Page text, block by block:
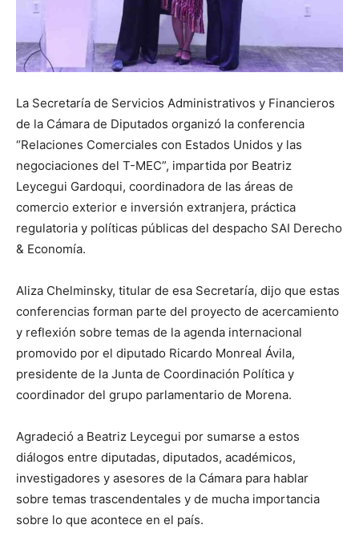
La Secretaría de Servicios Administrativos y Financieros
de la Cámara de Diputados organizó la conferencia
“Relaciones Comerciales con Estados Unidos y las
negociaciones del T-MEC”, impartida por Beatriz
Leycegui Gardoqui, coordinadora de las áreas de
comercio exterior e inversión extranjera, práctica
regulatoria y políticas públicas del despacho SAI Derecho
& Economía.
Aliza Chelminsky, titular de esa Secretaría, dijo que estas
conferencias forman parte del proyecto de acercamiento
y reflexión sobre temas de la agenda internacional
promovido por el diputado Ricardo Monreal Ávila,
presidente de la Junta de Coordinación Política y
coordinador del grupo parlamentario de Morena.
Agradeció a Beatriz Leycegui por sumarse a estos
diálogos entre diputadas, diputados, académicos,
investigadores y asesores de la Cámara para hablar
sobre temas trascendentales y de mucha importancia
sobre lo que acontece en el país.